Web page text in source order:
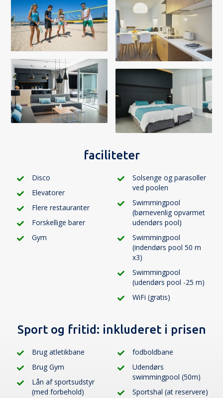
faciliteter
Disco
Elevatorer
Flere restauranter
Forskellige barer
Gym
Solsenge og parasoller
ved poolen
Swimmingpool
(børnevenlig opvarmet
udendørs pool)
Swimmingpool
(indendørs pool 50 m
x3)
Swimmingpool
(udendørs pool -25 m)
WiFi (gratis)
Sport og fritid: inkluderet i prisen
Brug atletikbane
Brug Gym
Lån af sportsudstyr
(med forbehold)
fodboldbane
Udendørs
swimmingpool (50m)
Sportshal (at reservere)